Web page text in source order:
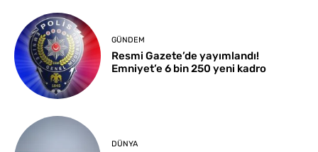
GÜNDEM
Resmi Gazete’de yayımlandı!
Emniyet’e 6 bin 250 yeni kadro
DÜNYA